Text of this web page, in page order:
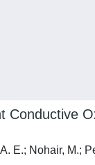
E.; Nohair, M.;